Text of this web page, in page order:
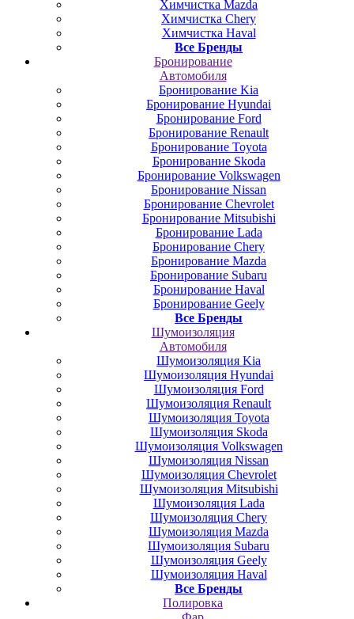
Химчистка Mazda
Химчистка Chery
Химчистка Haval
Все Бренды
Бронирование
Автомобиля
Бронирование Kia
Бронирование Hyundai
Бронирование Ford
Бронирование Renault
Бронирование Toyota
Бронирование Skoda
Бронирование Volkswagen
Бронирование Nissan
Бронирование Chevrolet
Бронирование Mitsubishi
Бронирование Lada
Бронирование Chery
Бронирование Mazda
Бронирование Subaru
Бронирование Haval
Бронирование Geely
Все Бренды
Шумоизоляция
Автомобиля
Шумоизоляция Kia
Шумоизоляция Hyundai
Шумоизоляция Ford
Шумоизоляция Renault
Шумоизоляция Toyota
Шумоизоляция Skoda
Шумоизоляция Volkswagen
Шумоизоляция Nissan
Шумоизоляция Chevrolet
Шумоизоляция Mitsubishi
Шумоизоляция Lada
Шумоизоляция Chery
Шумоизоляция Mazda
Шумоизоляция Subaru
Шумоизоляция Geely
Шумоизоляция Haval
Все Бренды
Полировка